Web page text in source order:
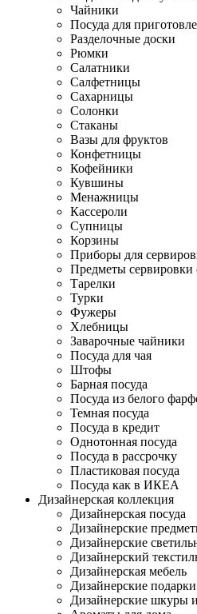
Чайники
Посуда для
Разделочные доски
Рюмки
Салатники
Салфетницы
Сахарницы
Солонки
Стаканы
Вазы для фруктов
Конфетницы
Кофейники
Кувшины
Менажницы
Кассероли
Супницы
Корзины
Приборы для
Предметы сервировки
Тарелки
Турки
Фужеры
Хлебницы
Заварочные чайники
Посуда для чая
Штофы
Барная посуда
Посуда из белого
Темная посуда
Посуда в кредит
Однотонная посуда
Посуда в рассрочку
Пластиковая посуда
Посуда как в ИКЕА
Дизайнерская коллекция
Дизайнерская посуда
Дизайнерские
Дизайнерские
Дизайнерский
Дизайнерская мебель
Дизайнерские
Дизайнерские шкуры